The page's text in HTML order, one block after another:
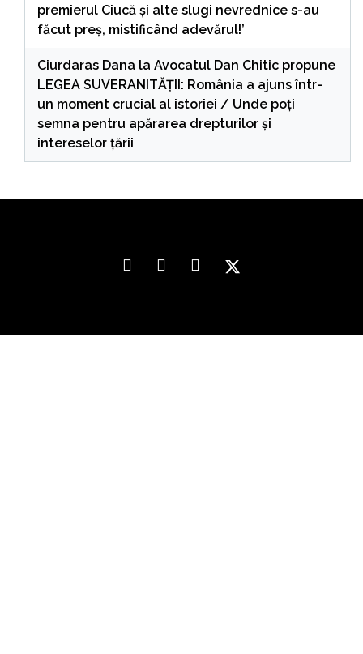
premierul Ciucă și alte slugi nevrednice s-au
făcut preș, mistificând adevărul!’
Ciurdaras Dana la Avocatul Dan Chitic propune
LEGEA SUVERANITĂȚII: România a ajuns într-
un moment crucial al istoriei / Unde poți
semna pentru apărarea drepturilor și
intereselor țării